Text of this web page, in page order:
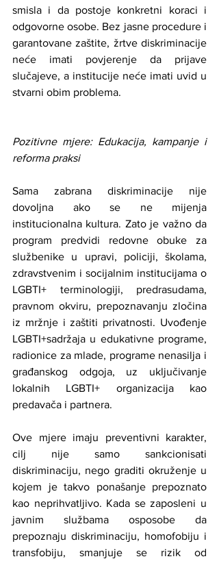
smisla i da postoje konkretni koraci i
odgovorne osobe. Bez jasne procedure i
garantovane zaštite, žrtve diskriminacije
neće imati povjerenje da prijave
slučajeve, a institucije neće imati uvid u
stvarni obim problema.
Pozitivne mjere: Edukacija, kampanje i
reforma praksi
Sama zabrana diskriminacije nije
dovoljna ako se ne mijenja
institucionalna kultura. Zato je važno da
program predvidi redovne obuke za
službenike u upravi, policiji, školama,
zdravstvenim i socijalnim institucijama o
LGBTI+ terminologiji, predrasudama,
pravnom okviru, prepoznavanju zločina
iz mržnje i zaštiti privatnosti. Uvođenje
LGBTI+sadržaja u edukativne programe,
radionice za mlade, programe nenasilja i
građanskog odgoja, uz uključivanje
lokalnih LGBTI+ organizacija kao
predavača i partnera.
Ove mjere imaju preventivni karakter,
cilj nije samo sankcionisati
diskriminaciju, nego graditi okruženje u
kojem je takvo ponašanje prepoznato
kao neprihvatljivo. Kada se zaposleni u
javnim službama osposobe da
prepoznaju diskriminaciju, homofobiju i
transfobiju, smanjuje se rizik od